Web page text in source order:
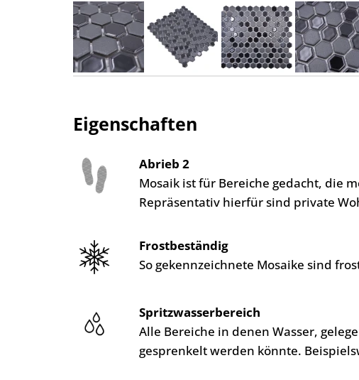
Eigenschaften
Abrieb 2
Mosaik ist für Bereiche gedacht, die
Repräsentativ hierfür sind private
Frostbeständig
So gekennzeichnete Mosaike sind
Spritzwasserbereich
Alle Bereiche in denen Wasser,
gesprenkelt werden könnte.